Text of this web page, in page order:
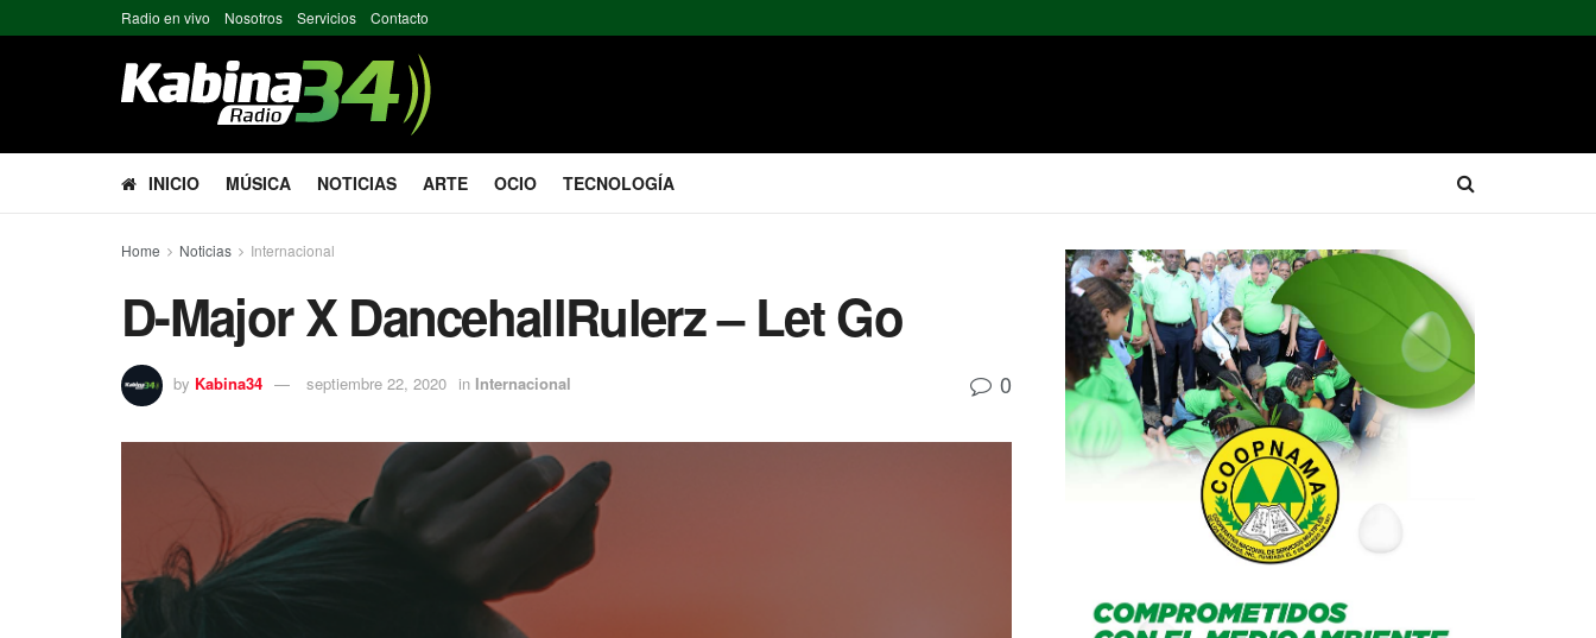
Radio en vivo Nosotros Servicios Contacto
INICIO MÚSICA NOTICIAS ARTE OCIO TECNOLOGÍA
Home Noticias Internacional
D-Major X DancehallRulerz – Let Go
by Kabina34 septiembre 22, 2020 in Internacional 0